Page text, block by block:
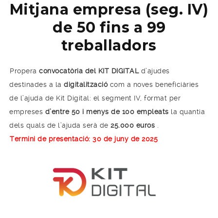
Mitjana empresa (seg. IV)
de 50 fins a 99
treballadors
Propera convocatòria del KIT DIGITALd’ajudes
destinades a la digitalització com a noves beneficiàries
de l’ajuda de Kit Digital: el segment IV, format per
empreses d’entre 50 i menys de 100 empleats la quantia
dels quals de l’ajuda serà de 25.000 euros .
Termini de presentació: 30 de juny de 2025